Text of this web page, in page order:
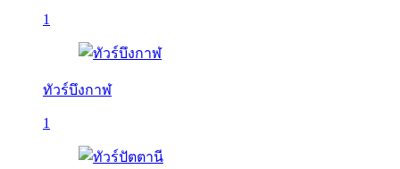
1
ทัวร์บึงกาฬ
1